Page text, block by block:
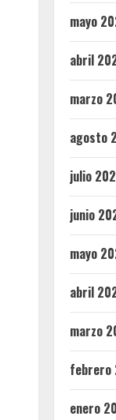
mayo
abril
marzo
agosto
julio
junio
mayo
abril
marzo
febrero
enero